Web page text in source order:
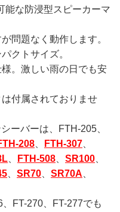
能な防浸型スピーカーマ
問題なく動作します。
クトサイズ。
。激しい雨の日でも安
付属されておりませ
ーバーは、FTH-205、
208 FTH-307
FTH-508 SR100
SR70 SR70A
FT-270、FT-277でも